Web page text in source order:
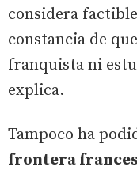
considera
constancia de
franquista ni
explica.
Tampoco ha
frontera